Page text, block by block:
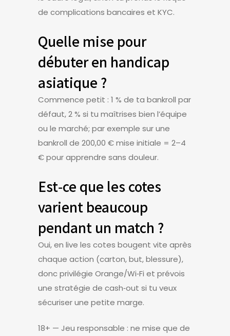
de complications bancaires et KYC.
Quelle mise pour
débuter en handicap
asiatique ?
Commence petit : 1 % de ta bankroll par
défaut, 2 % si tu maîtrises bien l’équipe
ou le marché; par exemple sur une
bankroll de 200,00 € mise initiale = 2–4
€ pour apprendre sans douleur.
Est‑ce que les cotes
varient beaucoup
pendant un match ?
Oui, en live les cotes bougent vite après
chaque action (carton, but, blessure),
donc privilégie Orange/Wi‑Fi et prévois
une stratégie de cash‑out si tu veux
sécuriser une petite marge.
18+ — Jeu responsable : ne mise que de